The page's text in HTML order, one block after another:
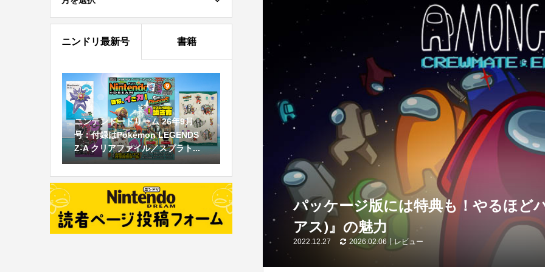
パッケージ版には特典も！やるほど
アス)』の魅力
2022.12.27 2026.02.06 レビュー
ニンドリ最新号 書籍
ニンテンドードリーム 26年9月
号：付録はPokémon LEGENDS
Z-A クリアファイル／スプラト...